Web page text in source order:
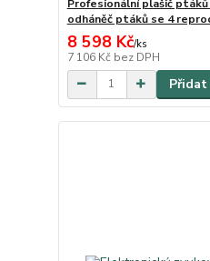
Profesionální plašič
odháněč ptáků se 4
8 598 Kč/ks
7 106 Kč bez DPH